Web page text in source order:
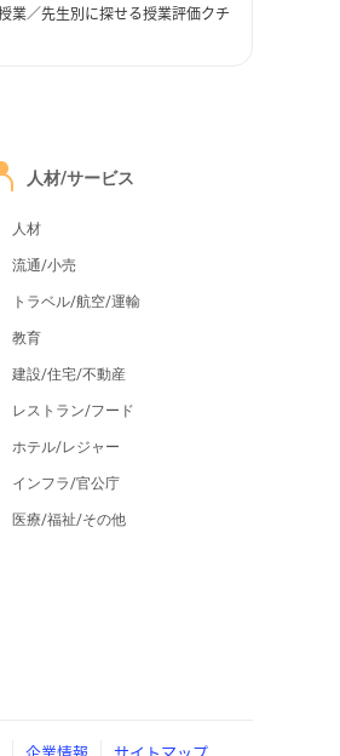
業／先生別に探せる授業評価クチ
人材/サービス
人材
流通/小売
トラベル/航空/運輸
教育
建設/住宅/不動産
レストラン/フード
ホテル/レジャー
インフラ/官公庁
医療/福祉/その他